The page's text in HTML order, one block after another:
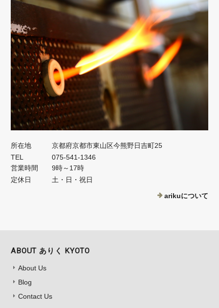
所在地
京都府京都市東山区今熊野日吉町25
TEL
075-541-1346
営業時間
9時～17時
定休日
土・日・祝日
arikuについて
ABOUT ありく KYOTO
About Us
Blog
Contact Us